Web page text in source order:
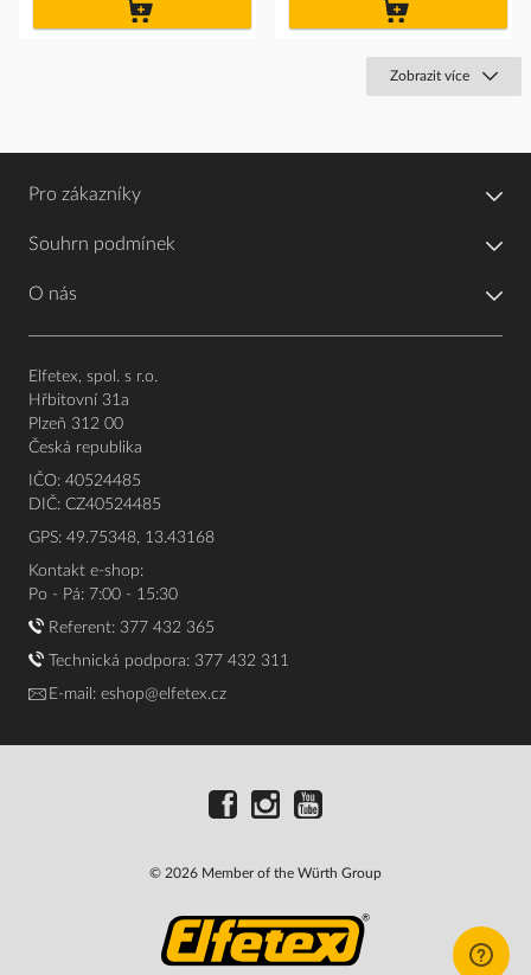
Zobrazit více
Pro zákazníky
Souhrn podmínek
O nás
Elfetex, spol. s r.o.
Hřbitovní 31a
Plzeň 312 00
Česká republika
IČO: 40524485
DIČ: CZ40524485
GPS: 49.75348, 13.43168
Kontakt e-shop:
Po - Pá: 7:00 - 15:30
Referent: 377 432 365
Technická podpora: 377 432 311
E-mail: eshop@elfetex.cz
© 2026 Member of the Würth Group